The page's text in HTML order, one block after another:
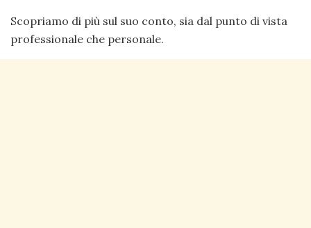
Scopriamo di più sul suo conto, sia dal punto di vista
professionale che personale.